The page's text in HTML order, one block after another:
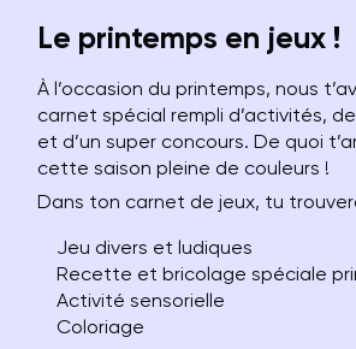
Le printemps en jeux !
À l’occasion du printemps, nous
carnet spécial rempli d’activités,
et d’un super concours. De quoi
cette saison pleine de couleurs !
Dans ton carnet de jeux, tu
Jeu divers et ludiques
Recette et bricolage spéciale
Activité sensorielle
Coloriage